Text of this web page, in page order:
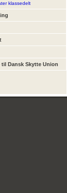
klassedelt
til Dansk Skytte Union